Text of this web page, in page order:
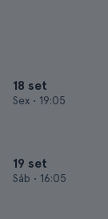
18 set
Sex • 19:05
19 set
Sáb • 16:05